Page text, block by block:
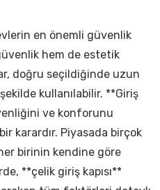
en önemli güvenlik
hem de estetik
doğru seçildiğinde uzun
kullanılabilir. **Giriş
ve konforunu
karardır. Piyasada birçok
birinin kendine göre
**çelik giriş kapısı**